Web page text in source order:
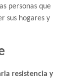
personas que
sus hogares y
resistencia y